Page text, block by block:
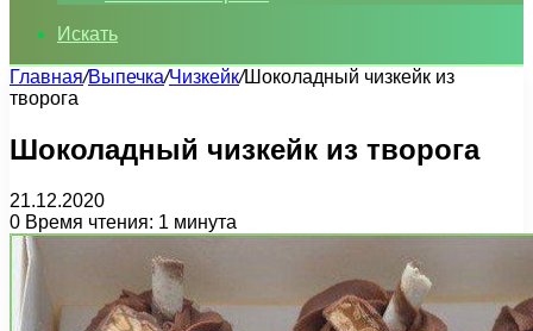
Искать
Главная/Выпечка/Чизкейк/Шоколадный чизкейк из
творога
Шоколадный чизкейк из творога
21.12.2020
0 Время чтения: 1 минута